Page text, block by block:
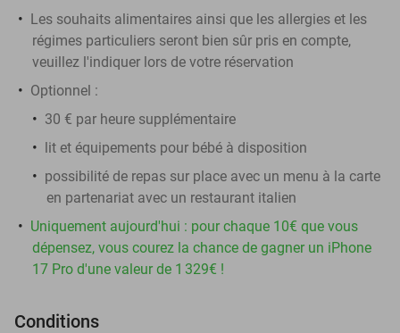
Les souhaits alimentaires ainsi que les allergies et les
régimes particuliers seront bien sûr pris en compte,
veuillez l'indiquer lors de votre réservation
Optionnel :
30 € par heure supplémentaire
lit et équipements pour bébé à disposition
possibilité de repas sur place avec un menu à la carte
en partenariat avec un restaurant italien
Uniquement aujourd'hui : pour chaque 10€ que vous
dépensez, vous courez la chance de gagner un iPhone
17 Pro d'une valeur de 1 329€ !
Conditions